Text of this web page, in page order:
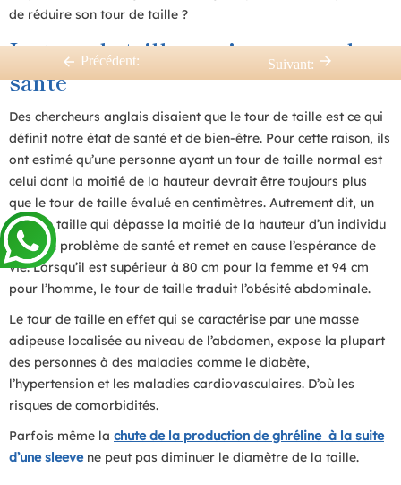
Précédent: Suivant:
de réduire son tour de taille ?
Le tour de taille un risque pour la
santé
Des chercheurs anglais disaient que le tour de taille est ce qui
définit notre état de santé et de bien-être. Pour cette raison, ils
ont estimé qu’une personne ayant un tour de taille normal est
celui dont la moitié de la hauteur devrait être toujours plus
que le tour de taille évalué en centimètres. Autrement dit, un
tour de taille qui dépasse la moitié de la hauteur d’un individu
pose un problème de santé et remet en cause l’espérance de
vie. Lorsqu’il est supérieur à 80 cm pour la femme et 94 cm
pour l’homme, le tour de taille traduit l’obésité abdominale.
Le tour de taille en effet qui se caractérise par une masse
adipeuse localisée au niveau de l’abdomen, expose la plupart
des personnes à des maladies comme le diabète,
l’hypertension et les maladies cardiovasculaires. D’où les
risques de comorbidités.
Parfois même la chute de la production de ghréline à la suite
d’une sleevene peut pas diminuer le diamètre de la taille.